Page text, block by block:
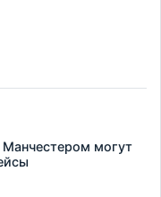
могут